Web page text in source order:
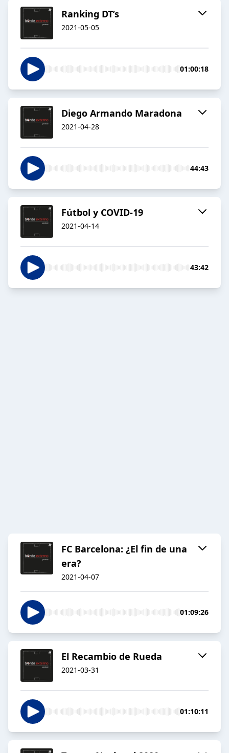
Ranking DT’s
2021-05-05
01:00:18
Diego Armando Maradona
2021-04-28
44:43
Fútbol y COVID-19
2021-04-14
43:42
FC Barcelona: ¿El fin de una
era?
2021-04-07
01:09:26
El Recambio de Rueda
2021-03-31
01:10:11